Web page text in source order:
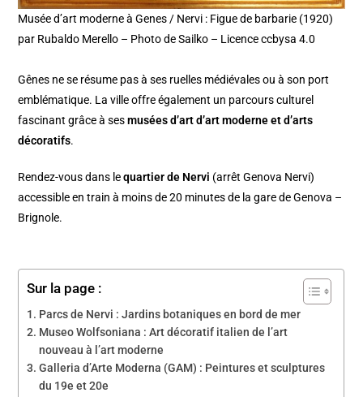
Musée d’art moderne à Genes / Nervi : Figue de barbarie (1920)
par Rubaldo Merello – Photo de Sailko – Licence ccbysa 4.0
Gênes ne se résume pas à ses ruelles médiévales ou à son port
emblématique. La ville offre également un parcours culturel
fascinant grâce à sesmusées d’art d’art moderne et d’arts
décoratifs.
Rendez-vous dans lequartier de Nervi (arrêt Genova Nervi)
accessible en train à moins de 20 minutes de la gare de Genova –
Brignole.
Sur la page :
Parcs de Nervi : Jardins botaniques en bord de mer
Museo Wolfsoniana : Art décoratif italien de l’art
nouveau à l’art moderne
Galleria d’Arte Moderna (GAM) : Peintures et sculptures
du 19e et 20e